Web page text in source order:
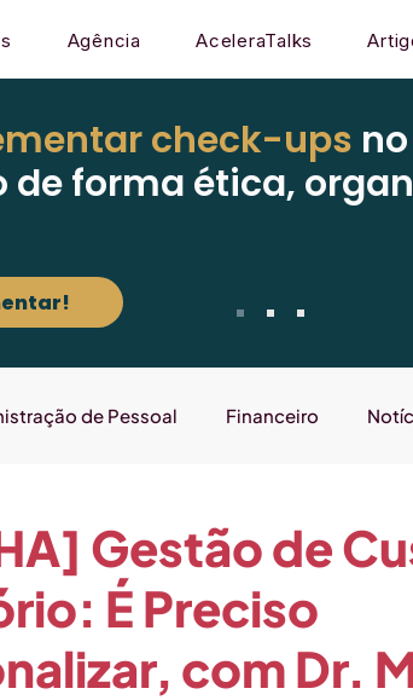
Agência AceleraTalks
check-ups
de forma ética,
de Pessoal Financeiro
Qualidade Técnica
Gestão de
É Preciso
com Dr.